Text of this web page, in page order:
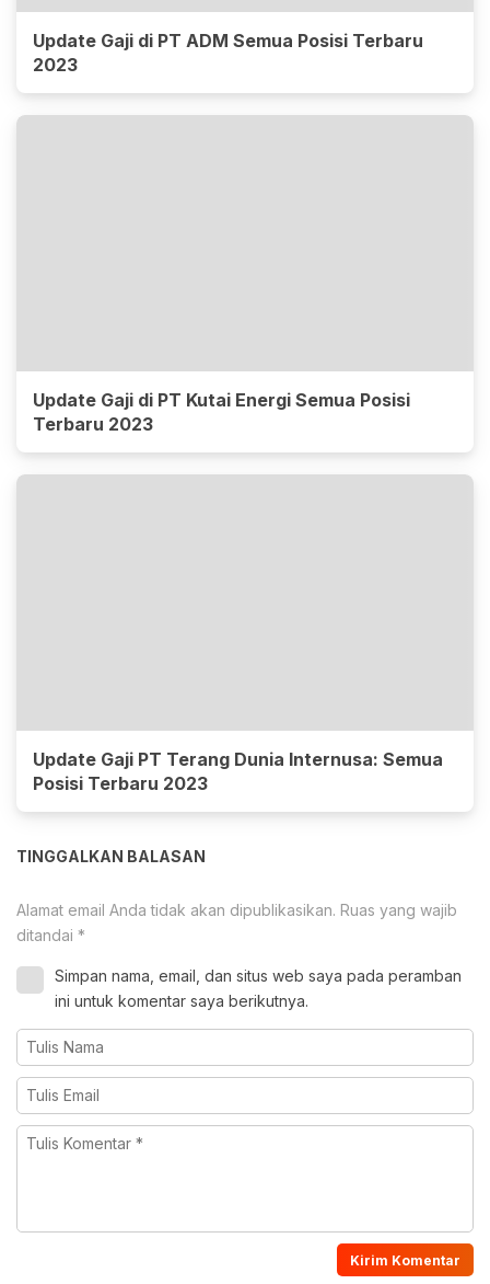
Update Gaji di PT ADM Semua Posisi Terbaru
2023
Update Gaji di PT Kutai Energi Semua Posisi
Terbaru 2023
Update Gaji PT Terang Dunia Internusa: Semua
Posisi Terbaru 2023
TINGGALKAN BALASAN
Alamat email Anda tidak akan dipublikasikan. Ruas yang wajib
ditandai *
Simpan nama, email, dan situs web saya pada peramban
ini untuk komentar saya berikutnya.